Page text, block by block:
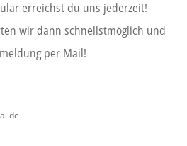
erreichst du uns jederzeit!
wir dann schnellstmöglich und
per Mail!